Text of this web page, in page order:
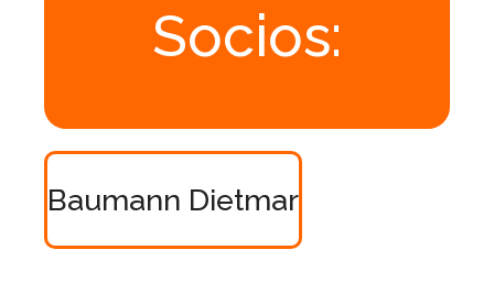
Socios:
Baumann Dietmar